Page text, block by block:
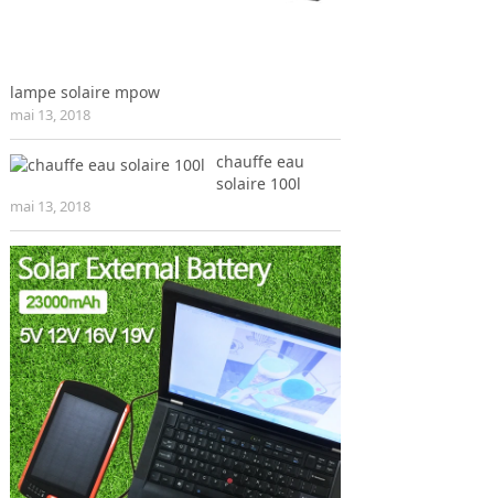
lampe solaire mpow
mai 13, 2018
chauffe eau
solaire 100l
mai 13, 2018